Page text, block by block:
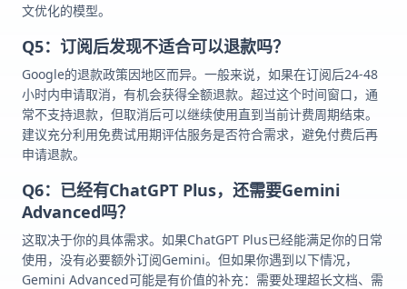
文优化的模型。
Q5：订阅后发现不适合可以退款吗？
Google的退款政策因地区而异。一般来说，如果在订阅后24-48
小时内申请取消，有机会获得全额退款。超过这个时间窗口，通
常不支持退款，但取消后可以继续使用直到当前计费周期结束。
建议充分利用免费试用期评估服务是否符合需求，避免付费后再
申请退款。
Q6：已经有ChatGPT Plus，还需要Gemini
Advanced吗？
这取决于你的具体需求。如果ChatGPT Plus已经能满足你的日常
使用，没有必要额外订阅Gemini。但如果你遇到以下情况，
Gemini Advanced可能是有价值的补充：需要处理超长文档、需